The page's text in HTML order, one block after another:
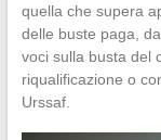
quella che supera
delle buste paga,
voci sulla busta del
riqualificazione o
Urssaf.